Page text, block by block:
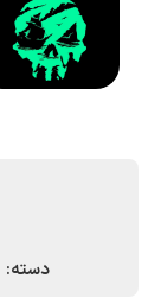
دسته: